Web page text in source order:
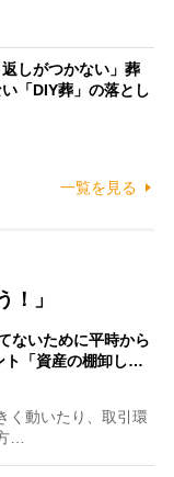
返しがつかない」葬
「DIY葬」の落とし
一覧を見る
！」
ないために平時から
ト「資産の棚卸し…
く動いたり、取引環
…